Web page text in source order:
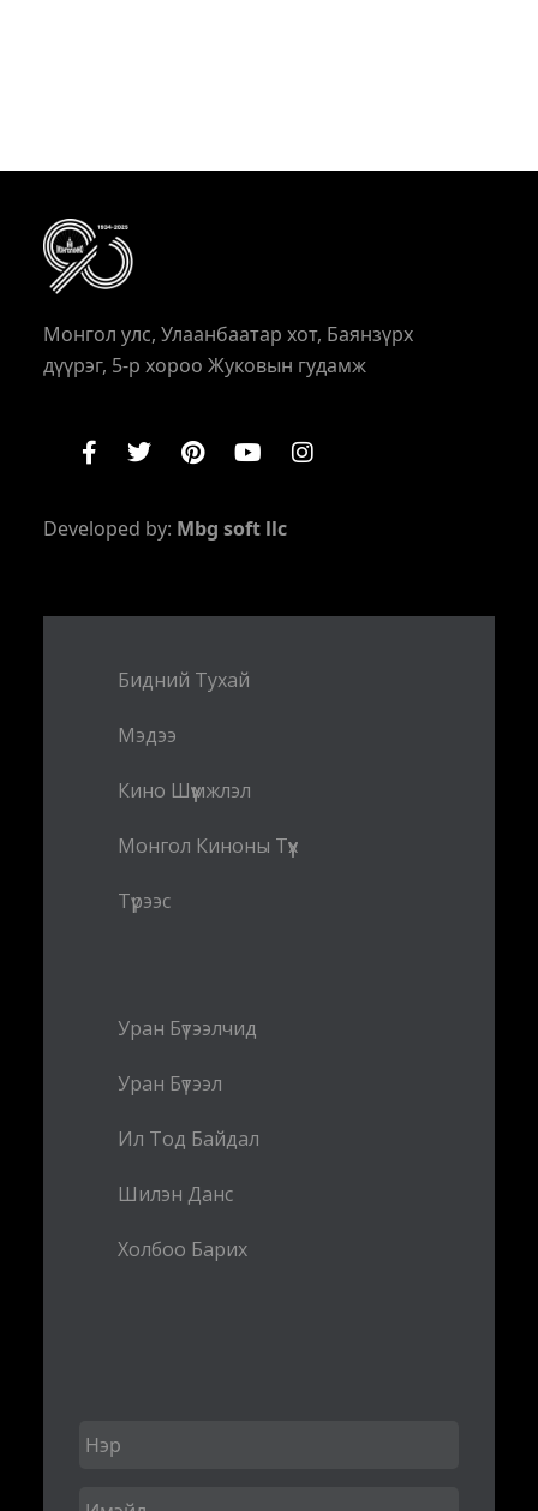
Монгол улс, Улаанбаатар хот, Баянзүрх
дүүрэг, 5-р хороо Жуковын гудамж
Developed by: Mbg soft llc
Бидний Тухай
Мэдээ
Кино Шүүмжлэл
Монгол Киноны Түүх
Түрээс
Уран Бүтээлчид
Уран Бүтээл
Ил Тод Байдал
Шилэн Данс
Холбоо Барих